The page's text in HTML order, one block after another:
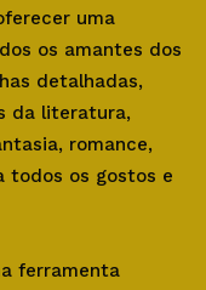
uma
os amantes dos
detalhadas,
da literatura,
romance,
todos os gostos e
ferramenta